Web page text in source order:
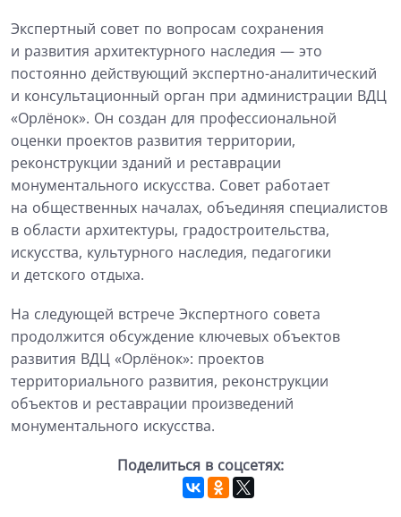
Экспертный совет по вопросам сохранения
и развития архитектурного наследия — это
постоянно действующий экспертно-аналитический
и консультационный орган при администрации ВДЦ
«Орлёнок». Он создан для профессиональной
оценки проектов развития территории,
реконструкции зданий и реставрации
монументального искусства. Совет работает
на общественных началах, объединяя специалистов
в области архитектуры, градостроительства,
искусства, культурного наследия, педагогики
и детского отдыха.
На следующей встрече Экспертного совета
продолжится обсуждение ключевых объектов
развития ВДЦ «Орлёнок»: проектов
территориального развития, реконструкции
объектов и реставрации произведений
монументального искусства.
Поделиться в соцсетях: